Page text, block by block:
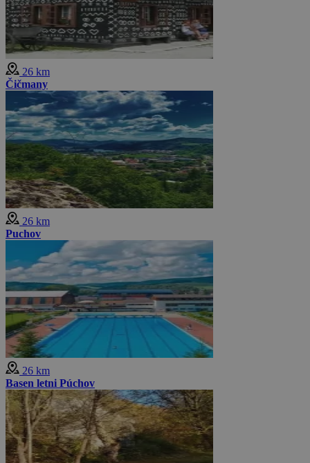
26 km
Čičmany
26 km
Puchov
26 km
Basen letni Púchov